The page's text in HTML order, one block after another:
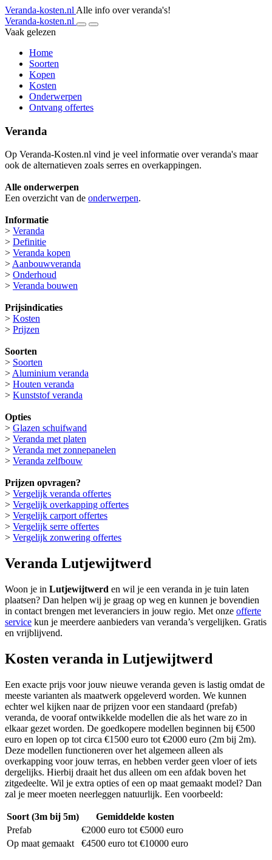
Veranda-kosten.nl Alle info over veranda's!
Veranda-kosten.nl
Vaak gelezen
Home
Soorten
Kopen
Kosten
Onderwerpen
Ontvang offertes
Veranda
Op Veranda-Kosten.nl vind je veel informatie over veranda's maar
ook de alternatieven zoals serres en overkappingen.
Alle onderwerpen
Een overzicht van de onderwerpen.
Informatie
> Veranda
> Definitie
> Veranda kopen
>Aanbouwveranda
> Onderhoud
> Veranda bouwen
Prijsindicaties
> Kosten
> Prijzen
Soorten
> Soorten
>Aluminium veranda
> Houten veranda
> Kunststof veranda
Opties
> Glazen schuifwand
> Veranda met platen
> Veranda met zonnepanelen
> Veranda zelfbouw
Prijzen opvragen?
> Vergelijk veranda offertes
> Vergelijk overkapping offertes
> Vergelijk carport offertes
> Vergelijk serre offertes
> Vergelijk zonwering offertes
Veranda Lutjewijtwerd
Woon je in Lutjewijtwerd en wil je een veranda in je tuin laten
plaatsen? Dan helpen wij je graag op weg en kunnen je bovendien
in contact brengen met leveranciers in jouw regio. Met onze offerte
service kun je meerdere aanbieders van veranda’s vergelijken. Gratis
en vrijblijvend.
Kosten veranda in Lutjewijtwerd
Een exacte prijs voor jouw nieuwe veranda geven is lastig omdat de
meeste varianten als maatwerk opgeleverd worden. We kunnen
echter wel kijken naar de prijzen voor een standaard (prefab)
veranda, de vooraf ontwikkelde modellen die als het ware zo in
elkaar gezet worden. De goedkopere modellen beginnen bij €500
euro en lopen op tot circa €1500 euro tot €2000 euro (2m bij 2m).
Deze modellen functioneren over het algemeen alleen als
overkapping voor jouw terras, en hebben verder geen vloer of iets
dergelijks. Hierbij draait het dus alleen om een afdak boven het
zitgedeelte. Wil je extra opties of een op maat gemaakt model? Dan
zal je meer moeten neerleggen natuurlijk. Een voorbeeld:
Soort (3m bij 5m)
Gemiddelde kosten
Prefab
€2000 euro tot €5000 euro
Op maat gemaakt
€4500 euro tot €10000 euro